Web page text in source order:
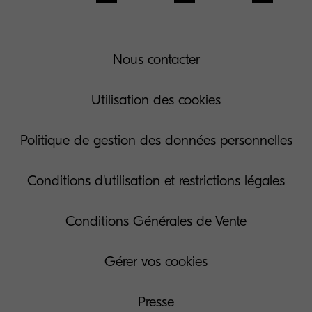
Nous contacter
Utilisation des cookies
Politique de gestion des données personnelles
Conditions d'utilisation et restrictions légales
Conditions Générales de Vente
Gérer vos cookies
Presse